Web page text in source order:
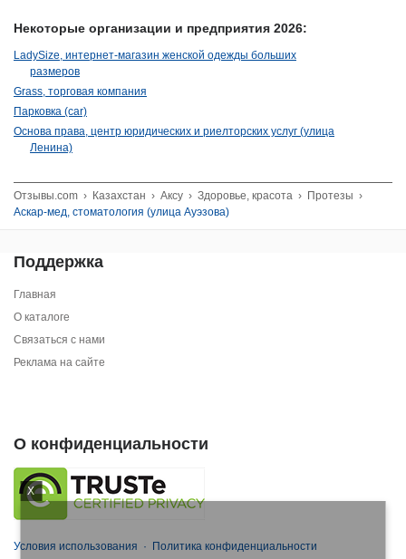
X
Некоторые организации и предприятия 2026:
LadySize, интернет-магазин женской одежды больших
размеров
Grass, торговая компания
Парковка (car)
Основа права, центр юридических и риелторских услуг (улица
Ленина)
Отзывы.com › Казахстан › Аксу › Здоровье, красота › Протезы ›
Аскар-мед, стоматология (улица Ауэзова)
Поддержка
Главная
О каталоге
Связаться с нами
Реклама на сайте
О конфиденциальности
Условия использования · Политика конфиденциальности